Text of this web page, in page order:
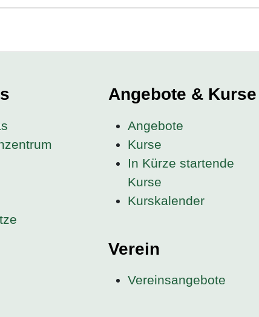
Angebote & Kurse
Angebote
Kurse
In Kürze startende
Kurse
Kurskalender
Verein
Vereinsangebote